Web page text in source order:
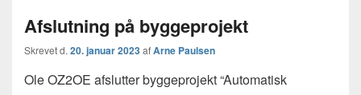
Afslutning på byggeprojekt
Skrevet d. 20. januar 2023afArne Paulsen
Ole OZ2OE afslutter byggeprojekt “Automatisk